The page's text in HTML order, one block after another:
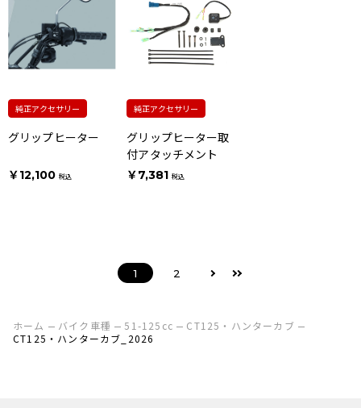
純正アクセサリー
グリップヒーター
￥12,100 税込
純正アクセサリー
グリップヒーター取
付アタッチメント
￥7,381 税込
1 2
ホーム バイク車種 51-125cc
CT125・ハンターカブ
CT125・ハンターカブ_2026